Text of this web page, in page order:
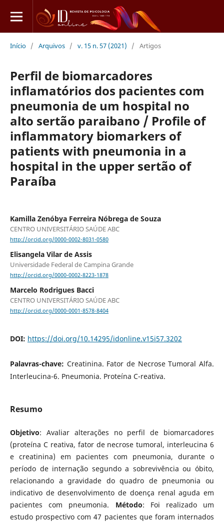
Início / Arquivos / v. 15 n. 57 (2021) / Artigos
Perfil de biomarcadores
inflamatórios dos pacientes com
pneumonia de um hospital no
alto sertão paraibano / Profile of
inflammatory biomarkers of
patients with pneumonia in a
hospital in the upper sertão of
Paraíba
Kamilla Zenóbya Ferreira Nóbrega de Souza
CENTRO UNIVERSITÁRIO SAÚDE ABC
http://orcid.org/0000-0002-8031-0580
Elisangela Vilar de Assis
Universidade Federal de Campina Grande
http://orcid.org/0000-0002-8223-1878
Marcelo Rodrigues Bacci
CENTRO UNIVERSITÁRIO SAÚDE ABC
http://orcid.org/0000-0001-8578-8404
DOI: https://doi.org/10.14295/idonline.v15i57.3202
Palavras-chave: Creatinina. Fator de Necrose Tumoral Alfa.
Interleucina-6. Pneumonia. Proteína C-reativa.
Resumo
Objetivo: Avaliar alterações no perfil de biomarcadores
(proteína C reativa, fator de necrose tumoral, interleucina 6
e creatinina) em pacientes com pneumonia, durante o
período de internação segundo a sobrevivência ou óbito,
relacionando a gravidade do quadro de pneumonia ou
indicativo de desenvolvimento de doença renal aguda em
pacientes com pneumonia. Método: Foi realizado um
estudo prospectivo com 47 pacientes que foram internados